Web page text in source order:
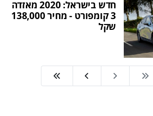
חדש בישראל: 2020 מאזדה
3 קומפורט - מחיר 138,000
שקל